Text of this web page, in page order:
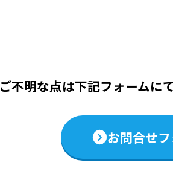
ご不明な点は下記フォームに
お問合せ